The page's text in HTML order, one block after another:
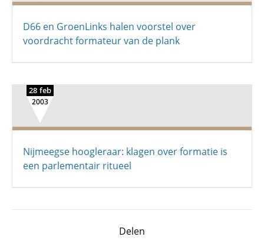
D66 en GroenLinks halen voorstel over
voordracht formateur van de plank
28 feb
2003
Nijmeegse hoogleraar: klagen over formatie is
een parlementair ritueel
Delen